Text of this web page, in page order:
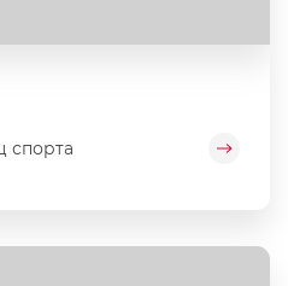
спорта